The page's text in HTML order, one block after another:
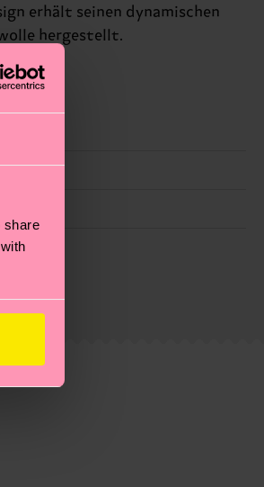
share
erhält seinen dynamischen
hergestellt.
die richtige Pflege von
Land abhängt.